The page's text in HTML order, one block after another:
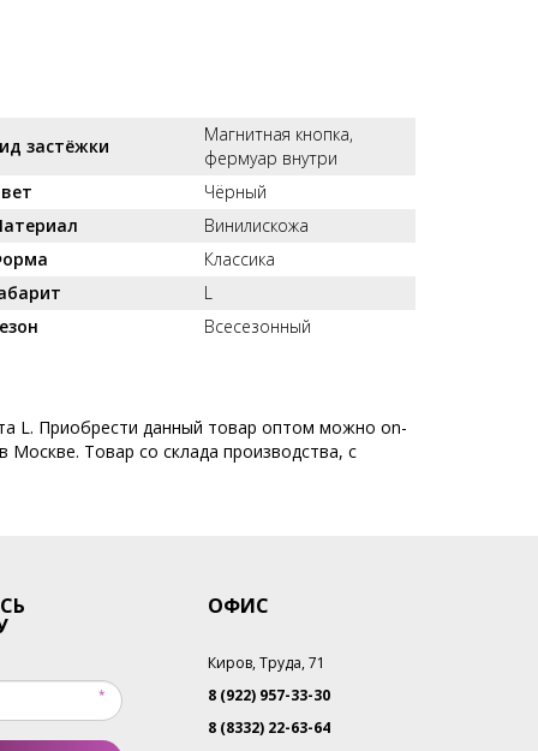
застёжки
Магнитная кнопка,
фермуар внутри
Чёрный
Винилискожа
Классика
L
Всесезонный
L. Приобрести данный товар оптом можно on-
Товар со склада производства, с
ОФИС
Киров, Труда, 71
8 (922) 957-33-30
8 (8332) 22-63-64